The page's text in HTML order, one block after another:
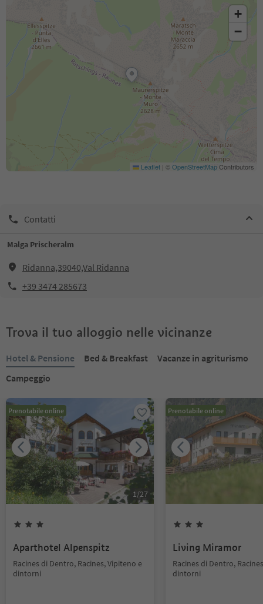
+
−
Leaflet | ©OpenStreetMapContributors
Contatti
Malga Prischeralm
Ridanna,39040,Val Ridanna
+39 3474 285673
Trova il tuo alloggio nelle vicinanze
Hotel & Pensione Bed & Breakfast
Vacanze in agriturismo
Campeggio
Prenotabile online
1/27
Aparthotel Alpenspitz
Racines di Dentro, Racines, Vipiteno e
dintorni
Prenotabile online
Living Miramor
Racines di Dentro,
dintorni